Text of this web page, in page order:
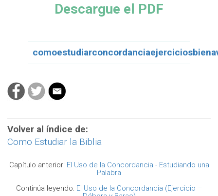
Descargue el PDF
Volver al índice de:
Como Estudiar la Biblia
Capítulo anterior: El Uso de la Concordancia - Estudiando una
Palabra
Continúa leyendo: El Uso de la Concordancia (Ejercicio –